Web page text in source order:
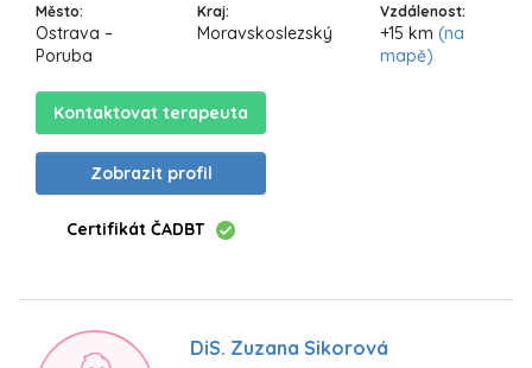
Město:
Ostrava –
Poruba
Kraj:
Moravskoslezský
Vzdálenost:
+15 km (na
mapě)
Kontaktovat terapeuta
Zobrazit profil
Certifikát ČADBT
DiS. Zuzana Sikorová